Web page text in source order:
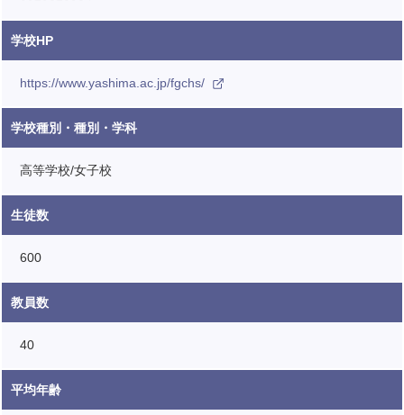
学校HP
https://www.yashima.ac.jp/fgchs/
学校種別・種別・学科
高等学校/女子校
生徒数
600
教員数
40
平均年齢